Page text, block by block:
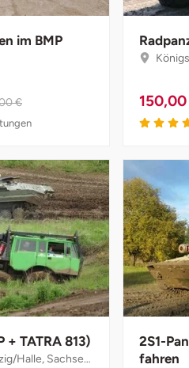
im BMP
€
+ TATRA 813)
Sachsen-Anhalt
2S1-
fahren